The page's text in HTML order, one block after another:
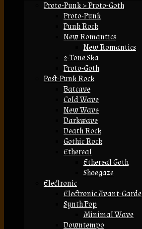
Proto-Punk > Proto-Goth
Proto-Punk
Punk Rock
New Romantics
New Romantics
2-Tone Ska
Proto-Goth
Post-Punk Rock
Batcave
Cold Wave
New Wave
Darkwave
Death Rock
Gothic Rock
Ethereal
Ethereal Goth
Shoegaze
Electronic
Electronic Avant-Garde
Synth Pop
Minimal Wave
Downtempo